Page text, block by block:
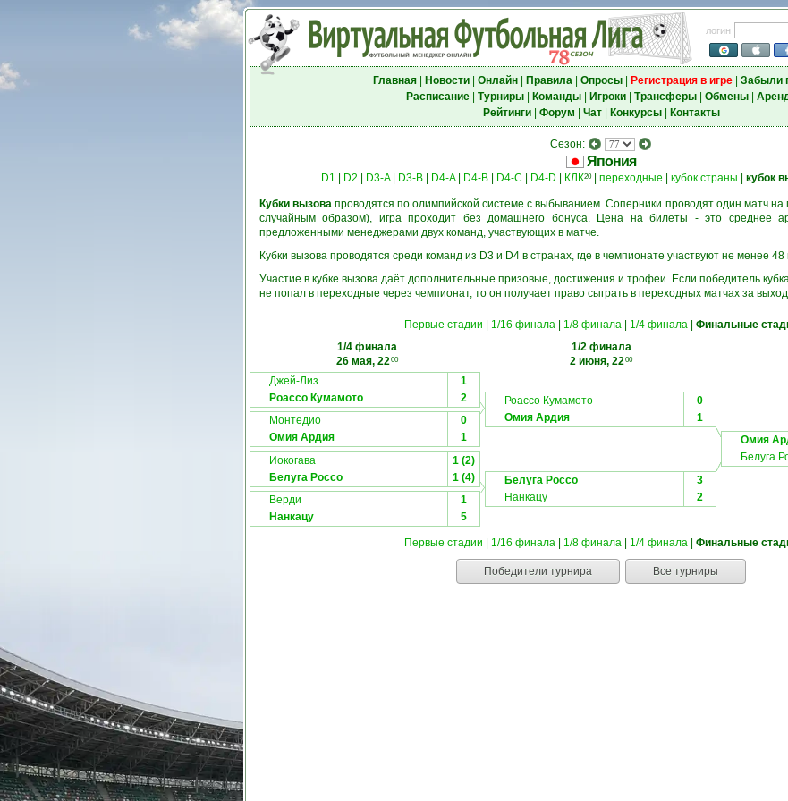
логин
Главная| Новости| Онлайн| Правила| Опросы| Регистрация в игре| Забыли
Расписание| Турниры| Команды| Игроки| Трансферы| Обмены|
Рейтинги| Форум Чат| Конкурсы| Контакты
Сезон:
Япония
D1 D2 D3-A| D3-B| D4-A| D4-B| D4-C D4-D КЛК20| переходные кубок страны кубок
Кубки вызова проводятся по олимпийской системе с выбыванием. Соперники проводят один матч на
случайным образом), игра проходит без домашнего бонуса. Цена на билеты - это среднее
предложенными менеджерами двух команд, участвующих в матче.
Кубки вызова проводятся среди команд из D3 и D4 в странах, где в чемпионате участвуют не менее 48
Участие в кубке вызова даёт дополнительные призовые, достижения и трофеи. Если победитель
не попал в переходные через чемпионат, то он получает право сыграть в переходных матчах за
Первые стадии 1/16 финала| 1/8 финала| 1/4 финала| Финальные
1/4 финала
26 мая, 2200
1/2 финала
2 июня, 2200
Джей-Лиз
1
Роассо Кумамото
2
Монтедио
0
Омия Ардия
1
Роассо Кумамото
0
Омия Ардия
1
Омия
Белуга
Иокогава
1 (2)
Белуга Россо
1 (4)
Верди
1
Нанкацу
5
Белуга Россо
3
Нанкацу
2
Первые стадии 1/16 финала| 1/8 финала| 1/4 финала| Финальные
Победители турнира Все турниры